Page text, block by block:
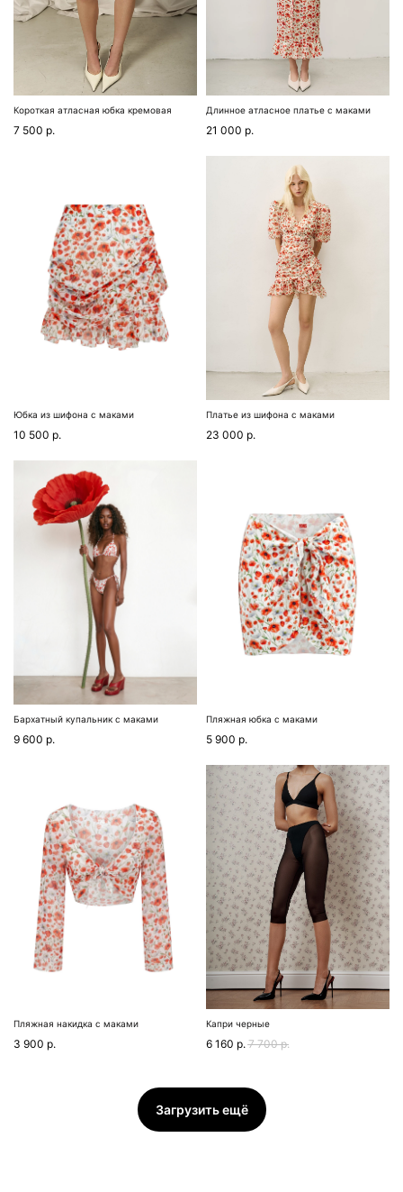
Короткая атласная юбка кремовая
7 500 р.
Длинное атласное платье с маками
21 000 р.
Юбка из шифона с маками
10 500 р.
Платье из шифона с маками
23 000 р.
Бархатный купальник с маками
9 600 р.
Пляжная юбка с маками
5 900 р.
Пляжная накидка с маками
3 900 р.
Капри черные
6 160 р. 7 700 р.
Загрузить ещё